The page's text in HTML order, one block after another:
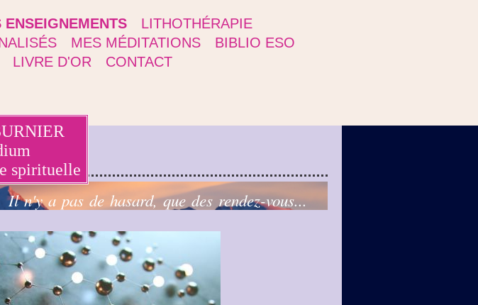
ENSEIGNEMENTS
LITHOTHÉRAPIE
MES MÉDITATIONS
BIBLIO ESO
LIVRE D'OR CONTACT
spirituelle
Il n'y a pas de hasard, que des rendez-vous...